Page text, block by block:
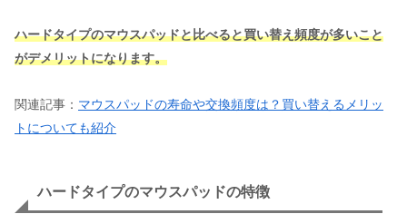
ハードタイプのマウスパッドと比べると買い替え頻度が多いこと
がデメリットになります。
関連記事： マウスパッドの寿命や交換頻度は？買い替えるメリッ
トについても紹介
ハードタイプのマウスパッドの特徴